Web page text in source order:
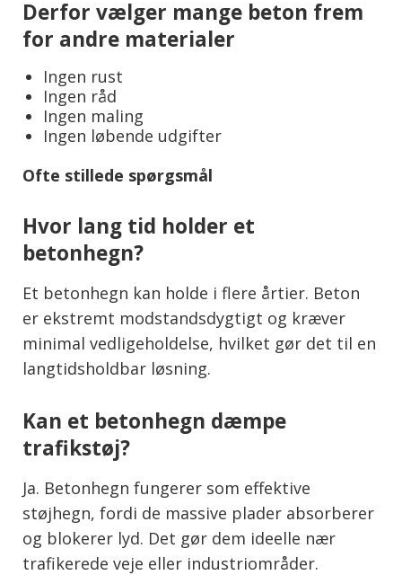
Derfor vælger mange beton frem
for andre materialer
Ingen rust
Ingen råd
Ingen maling
Ingen løbende udgifter
Ofte stillede spørgsmål
Hvor lang tid holder et
betonhegn?
Et betonhegn kan holde i flere årtier. Beton
er ekstremt modstandsdygtigt og kræver
minimal vedligeholdelse, hvilket gør det til en
langtidsholdbar løsning.
Kan et betonhegn dæmpe
trafikstøj?
Ja. Betonhegn fungerer som effektive
støjhegn, fordi de massive plader absorberer
og blokerer lyd. Det gør dem ideelle nær
trafikerede veje eller industriområder.